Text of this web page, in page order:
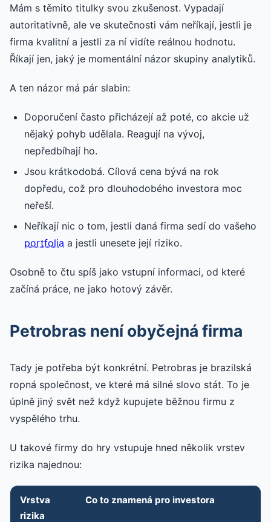
Mám s těmito titulky svou zkušenost. Vypadají
autoritativně, ale ve skutečnosti vám neříkají, jestli je
firma kvalitní a jestli za ní vidíte reálnou hodnotu.
Říkají jen, jaký je momentální názor skupiny analytiků.
A ten názor má pár slabin:
Doporučení často přicházejí až poté, co akcie už
nějaký pohyb udělala. Reagují na vývoj,
nepředbíhají ho.
Jsou krátkodobá. Cílová cena bývá na rok
dopředu, což pro dlouhodobého investora moc
neřeší.
Neříkají nic o tom, jestli daná firma sedí do vašeho
portfolia a jestli unesete její riziko.
Osobně to čtu spíš jako vstupní informaci, od které
začíná práce, ne jako hotový závěr.
Petrobras není obyčejná firma
Tady je potřeba být konkrétní. Petrobras je brazilská
ropná společnost, ve které má silné slovo stát. To je
úplně jiný svět než když kupujete běžnou firmu z
vyspělého trhu.
U takové firmy do hry vstupuje hned několik vrstev
rizika najednou:
Vrstva
rizika
Co to znamená pro investora